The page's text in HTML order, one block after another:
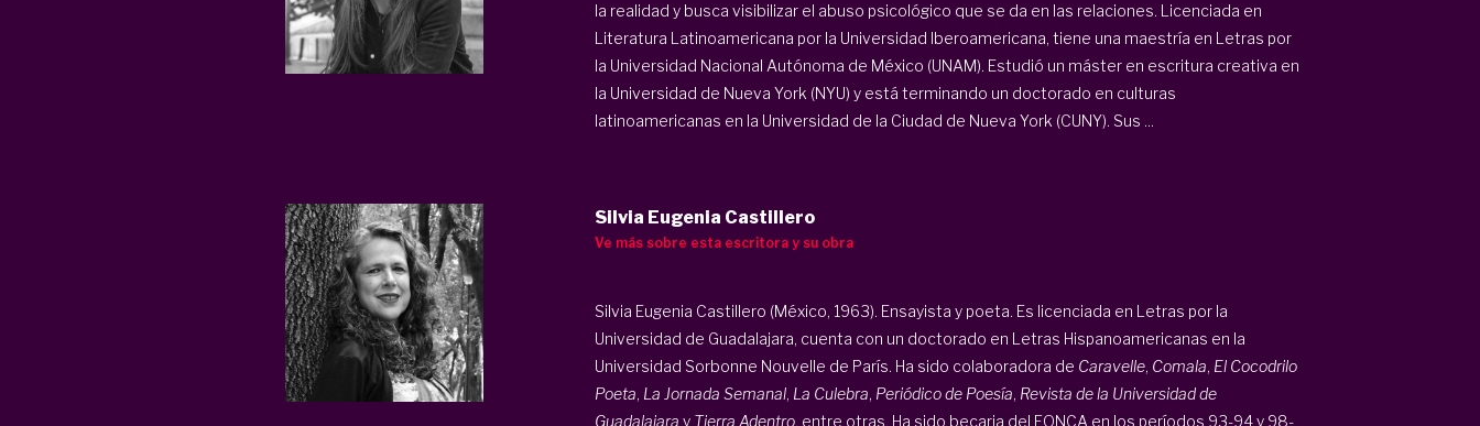
la realidad y busca visibilizar el abuso psicológico que se da en las relaciones. Licenciada en
Literatura Latinoamericana por la Universidad Iberoamericana, tiene una maestría en Letras por
la Universidad Nacional Autónoma de México (UNAM). Estudió un máster en escritura creativa en
la Universidad de Nueva York (NYU) y está terminando un doctorado en culturas
latinoamericanas en la Universidad de la Ciudad de Nueva York (CUNY). Sus ...
Silvia Eugenia Castillero
Ve más sobre esta escritora y su obra
Silvia Eugenia Castillero (México, 1963). Ensayista y poeta. Es licenciada en Letras por la
Universidad de Guadalajara, cuenta con un doctorado en Letras Hispanoamericanas en la
Universidad Sorbonne Nouvelle de París. Ha sido colaboradora de Caravelle, Comala, El Cocodrilo
Poeta, La Jornada Semanal, La Culebra, Periódico de Poesía, Revista de la Universidad de
Guadalajara y Tierra Adentro, entre otras. Ha sido becaria del FONCA en los períodos 93-94 y 98-